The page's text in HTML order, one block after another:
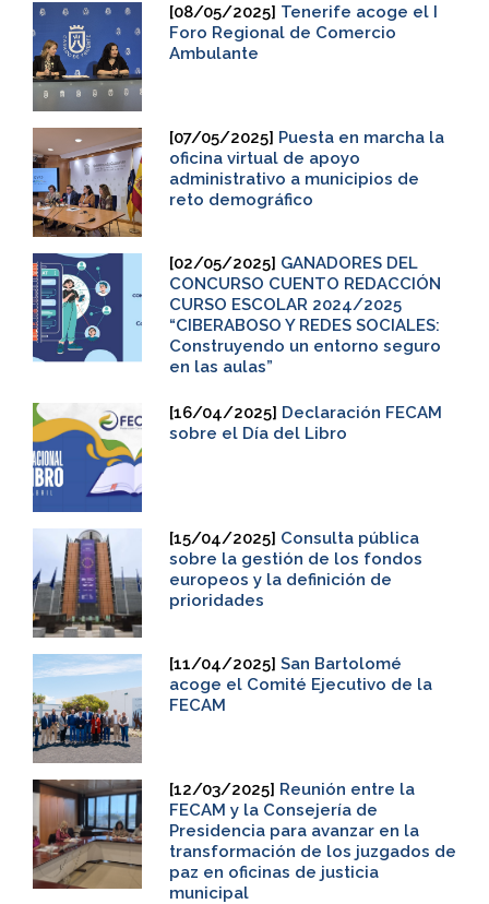
[08/05/2025] Tenerife acoge el I
Foro Regional de Comercio
Ambulante
[07/05/2025] Puesta en marcha la
oficina virtual de apoyo
administrativo a municipios de
reto demográfico
[02/05/2025] GANADORES DEL
CONCURSO CUENTO REDACCIÓN
CURSO ESCOLAR 2024/2025
“CIBERABOSO Y REDES SOCIALES:
Construyendo un entorno seguro
en las aulas”
[16/04/2025] Declaración FECAM
sobre el Día del Libro
[15/04/2025] Consulta pública
sobre la gestión de los fondos
europeos y la definición de
prioridades
[11/04/2025] San Bartolomé
acoge el Comité Ejecutivo de la
FECAM
[12/03/2025] Reunión entre la
FECAM y la Consejería de
Presidencia para avanzar en la
transformación de los juzgados de
paz en oficinas de justicia
municipal